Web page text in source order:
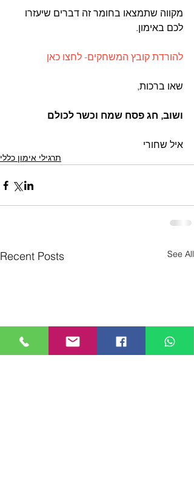
מקווה שתמצאו בחומר זה דברים שיעזרו
לכם באימון.
להורדת קובץ המשחקים- לחצו כאן
שאו ברכות,
ושוב, חג פסח שמח וכשר לכולם
איל שחורי
תרגילי אימון כללי
Recent Posts See All